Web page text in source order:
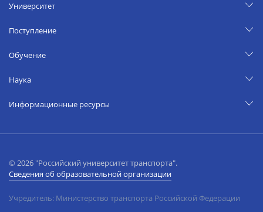
Университет
Поступление
Обучение
Наука
Информационные ресурсы
© 2026 "Российский университет транспорта".
Сведения об образовательной организации
Учредитель: Министерство транспорта Российской Федерации